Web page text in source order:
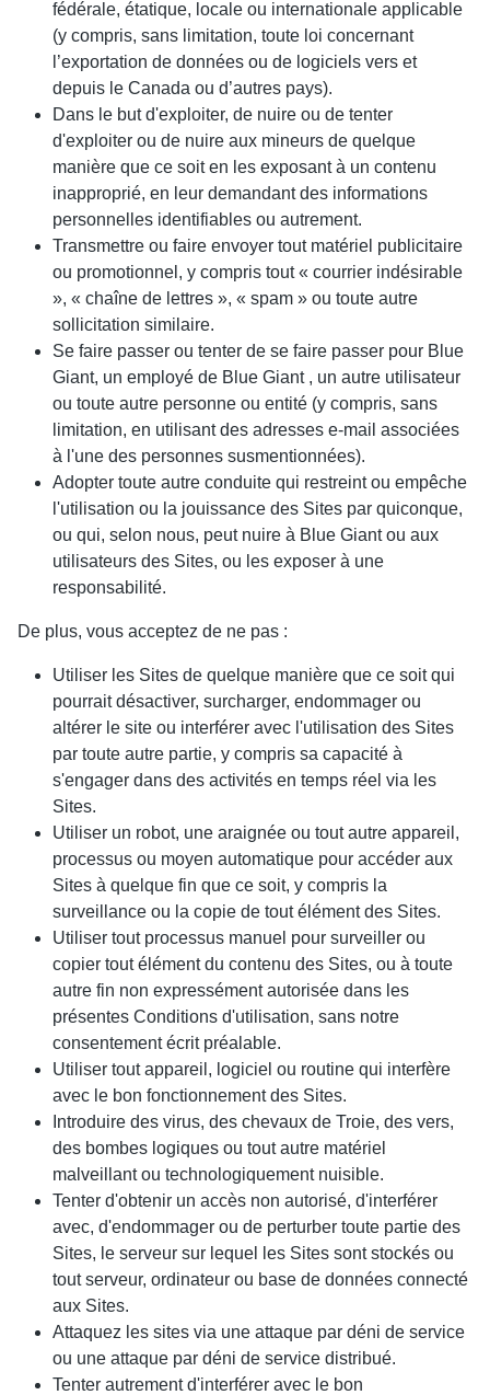
fédérale, étatique, locale ou internationale applicable
(y compris, sans limitation, toute loi concernant
l’exportation de données ou de logiciels vers et
depuis le Canada ou d’autres pays).
Dans le but d'exploiter, de nuire ou de tenter
d'exploiter ou de nuire aux mineurs de quelque
manière que ce soit en les exposant à un contenu
inapproprié, en leur demandant des informations
personnelles identifiables ou autrement.
Transmettre ou faire envoyer tout matériel publicitaire
ou promotionnel, y compris tout « courrier indésirable
», « chaîne de lettres », « spam » ou toute autre
sollicitation similaire.
Se faire passer ou tenter de se faire passer pour Blue
Giant, un employé de Blue Giant , un autre utilisateur
ou toute autre personne ou entité (y compris, sans
limitation, en utilisant des adresses e-mail associées
à l'une des personnes susmentionnées).
Adopter toute autre conduite qui restreint ou empêche
l'utilisation ou la jouissance des Sites par quiconque,
ou qui, selon nous, peut nuire à Blue Giant ou aux
utilisateurs des Sites, ou les exposer à une
responsabilité.
De plus, vous acceptez de ne pas :
Utiliser les Sites de quelque manière que ce soit qui
pourrait désactiver, surcharger, endommager ou
altérer le site ou interférer avec l'utilisation des Sites
par toute autre partie, y compris sa capacité à
s'engager dans des activités en temps réel via les
Sites.
Utiliser un robot, une araignée ou tout autre appareil,
processus ou moyen automatique pour accéder aux
Sites à quelque fin que ce soit, y compris la
surveillance ou la copie de tout élément des Sites.
Utiliser tout processus manuel pour surveiller ou
copier tout élément du contenu des Sites, ou à toute
autre fin non expressément autorisée dans les
présentes Conditions d'utilisation, sans notre
consentement écrit préalable.
Utiliser tout appareil, logiciel ou routine qui interfère
avec le bon fonctionnement des Sites.
Introduire des virus, des chevaux de Troie, des vers,
des bombes logiques ou tout autre matériel
malveillant ou technologiquement nuisible.
Tenter d'obtenir un accès non autorisé, d'interférer
avec, d'endommager ou de perturber toute partie des
Sites, le serveur sur lequel les Sites sont stockés ou
tout serveur, ordinateur ou base de données connecté
aux Sites.
Attaquez les sites via une attaque par déni de service
ou une attaque par déni de service distribué.
Tenter autrement d'interférer avec le bon